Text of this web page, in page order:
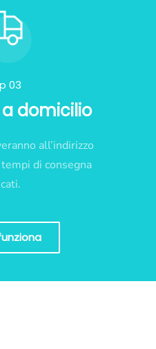
03
domicilio
all’indirizzo
di consegna